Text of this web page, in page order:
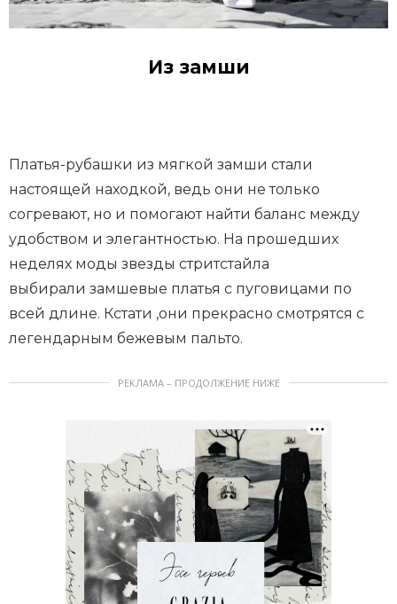
Из замши
Платья-рубашки из мягкой замши стали
настоящей находкой, ведь они не только
согревают, но и помогают найти баланс между
удобством и элегантностью. На прошедших
неделях моды звезды стритстайла
выбирали замшевые платья с пуговицами по
всей длине. Кстати ,они прекрасно смотрятся с
легендарным бежевым пальто.
РЕКЛАМА – ПРОДОЛЖЕНИЕ НИЖЕ